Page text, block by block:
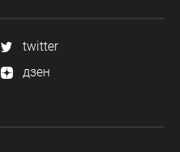
twitter
дзен